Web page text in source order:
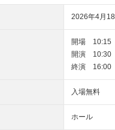
2026年4月
開場 10:15
開演 10:30
終演 16:00
入場無料
ホール